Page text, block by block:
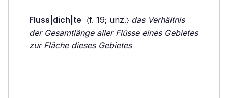
Fluss|dich|te 〈f. 19; unz.〉 das Verhältnis
der Gesamtlänge aller Flüsse eines Gebietes
zur Fläche dieses Gebietes